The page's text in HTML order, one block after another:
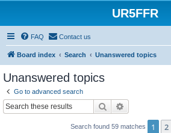
UR5FFR
FAQ Contact us
Board index Search Unanswered topics
Unanswered topics
Go to advanced search
Search
Search found 59 matches 1 2